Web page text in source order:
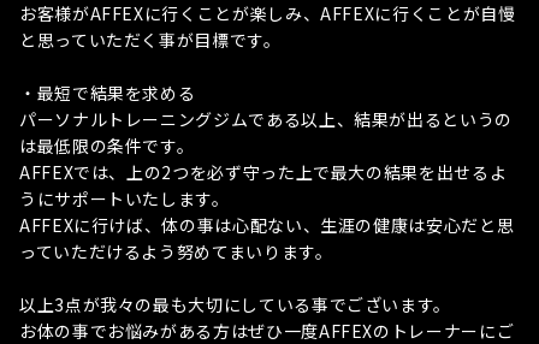
お客様がAFFEXに行くことが楽しみ、AFFEXに行くことが自慢
と思っていただく事が目標です。
・最短で結果を求める
パーソナルトレーニングジムである以上、結果が出るというの
は最低限の条件です。
AFFEXでは、上の2つを必ず守った上で最大の結果を出せるよ
うにサポートいたします。
AFFEXに行けば、体の事は心配ない、生涯の健康は安心だと思
っていただけるよう努めてまいります。
以上3点が我々の最も大切にしている事でございます。
お体の事でお悩みがある方はぜひ一度AFFEXのトレーナーにご